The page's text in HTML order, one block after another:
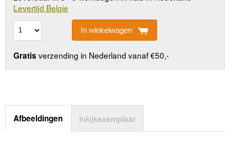
Levertijd Belgie
In winkelwagen
Gratis verzending in Nederland vanaf €50,-
Afbeeldingen Inkijkexemplaar